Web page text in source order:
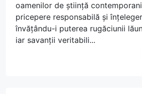
oamenilor de știință
pricepere responsabilă și
învățându-i puterea rugăciunii
iar savanții veritabili...